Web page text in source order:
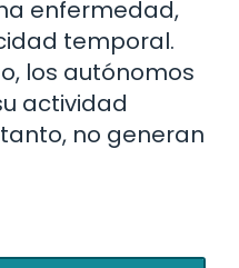
enfermedad,
temporal.
los autónomos
actividad
no generan